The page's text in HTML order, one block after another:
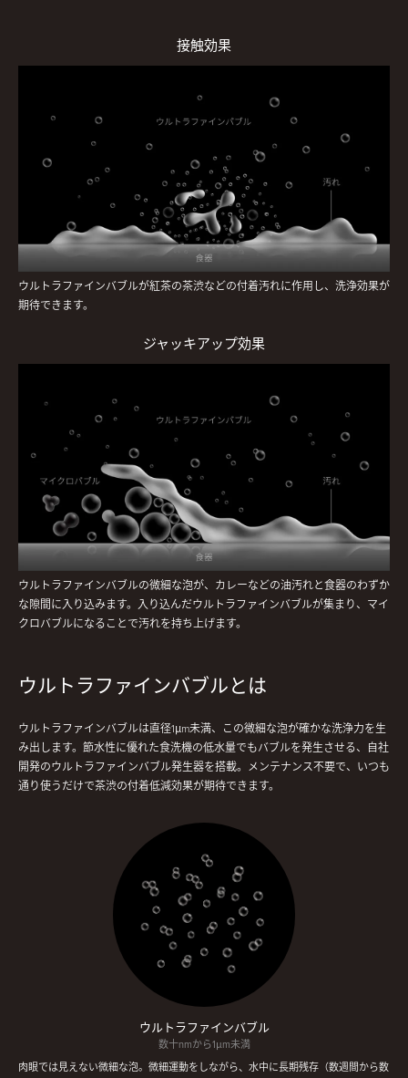
接触効果
ウルトラファインバブルが紅茶の茶渋などの付着汚れに作用し、洗浄効果が
期待できます。
ジャッキアップ効果
ウルトラファインバブルの微細な泡が、カレーなどの油汚れと食器のわずか
な隙間に入り込みます。入り込んだウルトラファインバブルが集まり、マイ
クロバブルになることで汚れを持ち上げます。
ウルトラファインバブルとは
ウルトラファインバブルは直径1μm未満、この微細な泡が確かな洗浄力を生
み出します。節水性に優れた食洗機の低水量でもバブルを発生させる、自社
開発のウルトラファインバブル発生器を搭載。メンテナンス不要で、いつも
通り使うだけで茶渋の付着低減効果が期待できます。
ウルトラファインバブル
数十nmから1μm未満
肉眼では見えない微細な泡。微細運動をしながら、水中に長期残存（数週間から数